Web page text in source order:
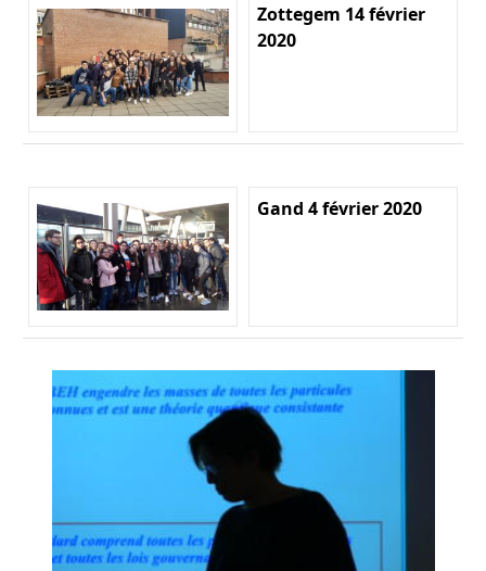
Zottegem 14 février
2020
Gand 4 février 2020